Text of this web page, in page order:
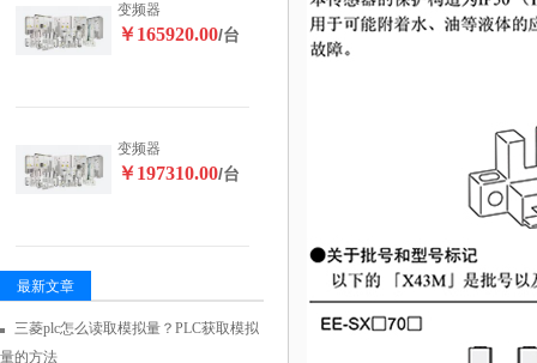
变频器
￥165920.00/台
变频器
￥197310.00/台
最新文章
三菱plc怎么读取模拟量？PLC获取模拟
量的方法